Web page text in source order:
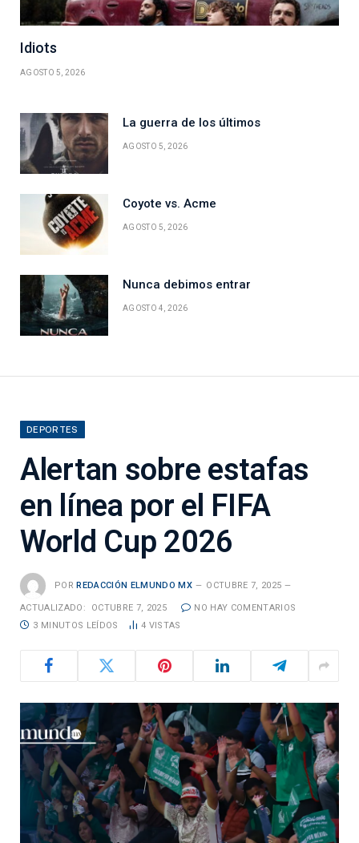
Idiots
AGOSTO 5, 2026
La guerra de los últimos
AGOSTO 5, 2026
Coyote vs. Acme
AGOSTO 5, 2026
Nunca debimos entrar
AGOSTO 4, 2026
DEPORTES
Alertan sobre estafas
en línea por el FIFA
World Cup 2026
POR REDACCIÓN ELMUNDO MX OCTUBRE 7, 2025
ACTUALIZADO: OCTUBRE 7, 2025
NO HAY COMENTARIOS
3 MINUTOS LEÍDOS
4 VISTAS